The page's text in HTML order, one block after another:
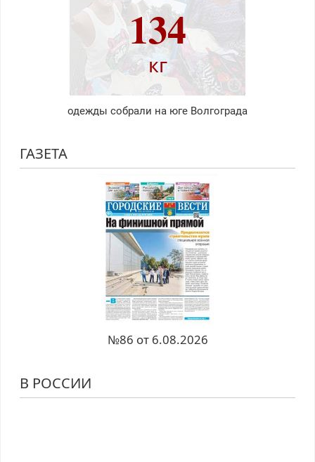
134
кг
одежды собрали на юге Волгограда
ГАЗЕТА
№86 от 6.08.2026
В РОССИИ